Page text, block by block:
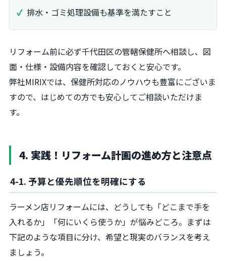
排水・ゴミ処理設備も基準を満たすこと
リフォーム前に必ず千代田区の管轄保健所へ相談し、図
面・仕様・設備内容を確認しておくと安心です。
弊社MIRIXでは、保健所対応のノウハウも豊富にございま
すので、はじめての方でも安心してご相談いただけま
す。
4. 実践！リフォーム計画の進め方と注意点
4-1. 予算と優先順位を明確にする
ラーメン店リフォームには、どうしても「どこまで手を
入れるか」「何にいくら使うか」が悩みどころ。まずは
下記のような項目に分け、希望と現実のバランスを考え
ましょう。